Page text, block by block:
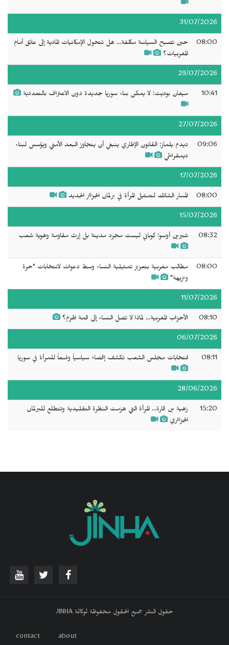
31/07/2026
08:00
حين تصبح السياسة مكلفة... هل تتحول الإمكانيات المادية إلى عائق أمام
المغربيات؟
29/07/2026
10:41 ميغان بوديت: لا يمكن بناء سوريا جديدة دون الاعتراف بالتعددية
27/07/2026
09:06
ديدم يلماز: القانون الإطاري ينبغي أن يتجاوز البعد الأمني ويؤسس لبناء
ديمقراطي
17/07/2026
08:00 المسار الشائك لتمثيل المرأة في برلمان الجزائر الجديد
15/07/2026
08:32 شيرين أوسو: كوباني ليست مجرد مدينة بل إرث مقاومة وهوية شعب
08:00
مطالب مغربية بتعزيز تمثيلية النساء وسط دعوات لانتخابات "حرة
ونزيهة"
11/07/2026
08:10 الأحزاب المغربية... لماذا لا تصل النساء إلى قمة الهرم؟
06/07/2026
08:11 انتخابات مجلس الشعب تكشف إقصاءً سياسياً واسعاً للمرأة في سوريا
28/06/2026
15:20
زهية بن قارة... المرأة التي هزمت النظرة التقليدية وتتطلع للبرلمان
الجزائري
حقوق النشر جميع الحقوق محفوظة لوكالة JINHA
about
contact